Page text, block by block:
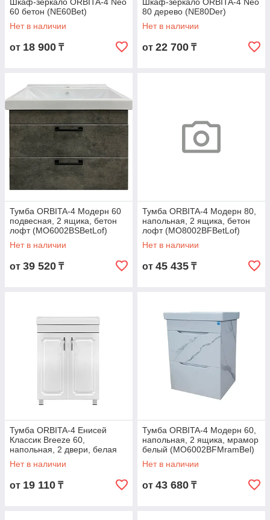
60 бетон (NE60Bet)
Нет в наличии
от 18 900 ₸
80 дерево (NE80Der)
Нет в наличии
от 22 700 ₸
Тумба ORBITA-4 Модерн 60
подвесная, 2 ящика, бетон
лофт (MO6002BSBetLof)
Нет в наличии
от 39 520 ₸
Тумба ORBITA-4 Модерн 80,
напольная, 2 ящика, бетон
лофт (MO8002BFBetLof)
Нет в наличии
от 45 435 ₸
Тумба ORBITA-4 Енисей
Классик Breeze 60,
напольная, 2 двери, белая
(ENСBreeze6002DFBel)
Нет в наличии
от 19 110 ₸
Тумба ORBITA-4 Модерн 60,
напольная, 2 ящика, мрамор
белый (MO6002BFMramBel)
Нет в наличии
от 43 680 ₸